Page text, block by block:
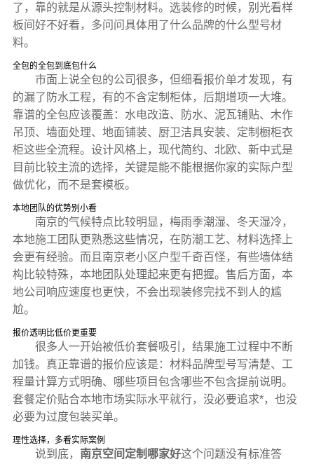
了，靠的就是从源头控制材料。选装修的时候，别光看样
板间好不好看，多问问具体用了什么品牌的什么型号材
料。
全包的全包到底包什么
市面上说全包的公司很多，但细看报价单才发现，有
的漏了防水工程，有的不含定制柜体，后期增项一大堆。
靠谱的全包应该覆盖：水电改造、防水、泥瓦铺贴、木作
吊顶、墙面处理、地面铺装、厨卫洁具安装、定制橱柜衣
柜这些全流程。设计风格上，现代简约、北欧、新中式是
目前比较主流的选择，关键是能不能根据你家的实际户型
做优化，而不是套模板。
本地团队的优势别小看
南京的气候特点比较明显，梅雨季潮湿、冬天湿冷，
本地施工团队更熟悉这些情况，在防潮工艺、材料选择上
会更有经验。而且南京老小区户型千奇百怪，有些墙体结
构比较特殊，本地团队处理起来更有把握。售后方面，本
地公司响应速度也更快，不会出现装修完找不到人的尴
尬。
报价透明比低价更重要
很多人一开始被低价套餐吸引，结果施工过程中不断
加钱。真正靠谱的报价应该是：材料品牌型号写清楚、工
程量计算方式明确、哪些项目包含哪些不包含提前说明。
套餐定价贴合本地市场实际水平就行，没必要追求*，也没
必要为过度包装买单。
理性选择，多看实际案例
说到底， 南京空间定制哪家好这个问题没有标准答